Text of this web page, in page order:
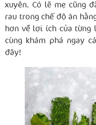
xuyên. Có lẽ mẹ cũng
rau trong chế độ ăn
hơn về lợi ích của
cùng khám phá ngay
đây!